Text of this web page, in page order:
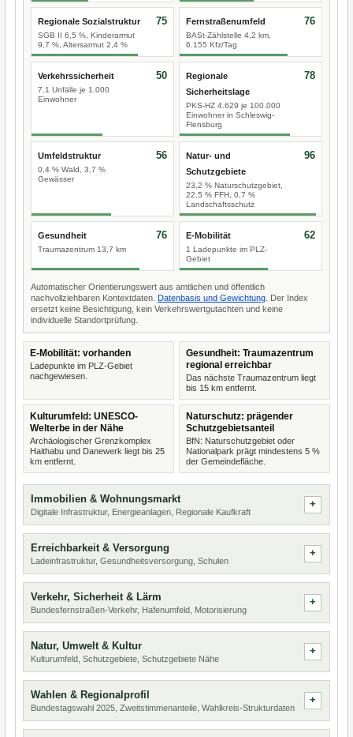
Regionale Sozialstruktur
SGB II 6,5 %, Kinderarmut
9,7 %, Altersarmut 2,4 %
75 Fernstraßenumfeld
BASt-Zählstelle 4,2 km,
6.155 Kfz/Tag
76
Verkehrssicherheit
7,1 Unfälle je 1.000
Einwohner
50
Regionale
Sicherheitslage
PKS-HZ 4.629 je 100.000
Einwohner in Schleswig-
Flensburg
78
Umfeldstruktur
0,4 % Wald, 3,7 %
Gewässer
56
Natur- und
Schutzgebiete
23,2 % Naturschutzgebiet,
22,5 % FFH, 0,7 %
Landschaftsschutz
96
Gesundheit
Traumazentrum 13,7 km
76 E-Mobilität
1 Ladepunkte im PLZ-
Gebiet
62
Automatischer Orientierungswert aus amtlichen und öffentlich
nachvollziehbaren Kontextdaten. Datenbasis und Gewichtung . Der Index
ersetzt keine Besichtigung, kein Verkehrswertgutachten und keine
individuelle Standortprüfung.
E-Mobilität: vorhanden
Ladepunkte im PLZ-Gebiet
nachgewiesen.
Gesundheit: Traumazentrum
regional erreichbar
Das nächste Traumazentrum liegt
bis 15 km entfernt.
Kulturumfeld: UNESCO-
Welterbe in der Nähe
Archäologischer Grenzkomplex
Haithabu und Danewerk liegt bis 25
km entfernt.
Naturschutz: prägender
Schutzgebietsanteil
BfN: Naturschutzgebiet oder
Nationalpark prägt mindestens 5 %
der Gemeindefläche.
Immobilien & Wohnungsmarkt
Digitale Infrastruktur, Energieanlagen, Regionale Kaufkraft
Erreichbarkeit & Versorgung
Ladeinfrastruktur, Gesundheitsversorgung, Schulen
Verkehr, Sicherheit & Lärm
Bundesfernstraßen-Verkehr, Hafenumfeld, Motorisierung
Natur, Umwelt & Kultur
Kulturumfeld, Schutzgebiete, Schutzgebiete Nähe
Wahlen & Regionalprofil
Bundestagswahl 2025, Zweitstimmenanteile, Wahlkreis-Strukturdaten